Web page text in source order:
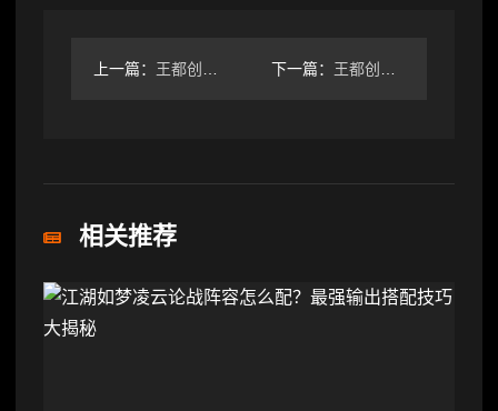
上一篇： 王都创世录本周刷怪地点跑路值不值？ 下一篇： 王都创世录本周刷怪点推荐，哪里效率最高？
相关推荐